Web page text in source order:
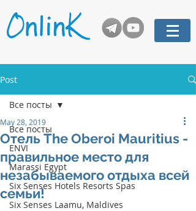
Post
Все посты
ENVI
Marassi Egypt
Six Senses Hotels Resorts Spas
Six Senses Laamu, Maldives
Все посты
Отель The Oberoi Mauritius -
правильное место для
незабываемого отдыха всей
семьи!
May 28, 2019